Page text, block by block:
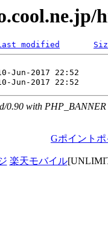
modified
0.90 with PHP_BANNER
Gポイント
楽天モバイル